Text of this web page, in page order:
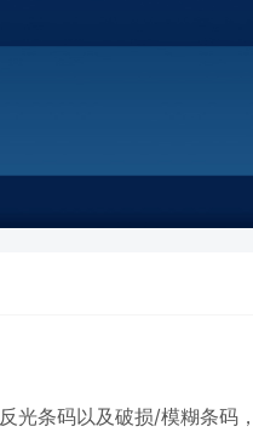
光条码以及破损/模糊条码